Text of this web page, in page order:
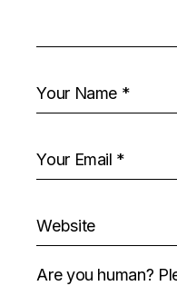
Are you human?